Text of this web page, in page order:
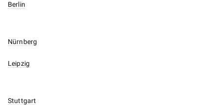
Berlin
Nürnberg
Leipzig
Stuttgart